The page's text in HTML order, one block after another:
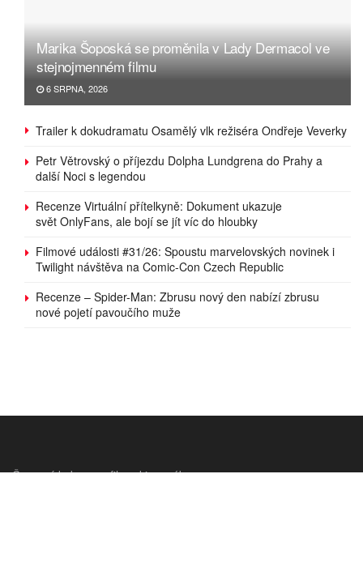
Marika Šoposká se proměnila v Lady Dermacol ve
stejnojmenném filmu
6 SRPNA, 2026
Trailer k dokudramatu Osamělý vlk režiséra Ondřeje Veverky
Petr Větrovský o příjezdu Dolpha Lundgrena do Prahy a
další Noci s legendou
Recenze Virtuální přítelkyně: Dokument ukazuje
svět OnlyFans, ale bojí se jít víc do hloubky
Filmové události #31/26: Spoustu marvelovských novinek i
Twilight návštěva na Comic-Con Czech Republic
Recenze – Spider-Man: Zbrusu nový den nabízí zbrusu
nové pojetí pavoučího muže
Červený koberec - filmy, kino, zábava